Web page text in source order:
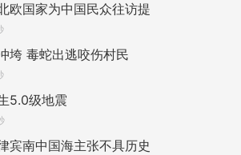
欧国家为中国民众往访提
垮 毒蛇出逃咬伤村民
5.0级地震
宾南中国海主张不具历史